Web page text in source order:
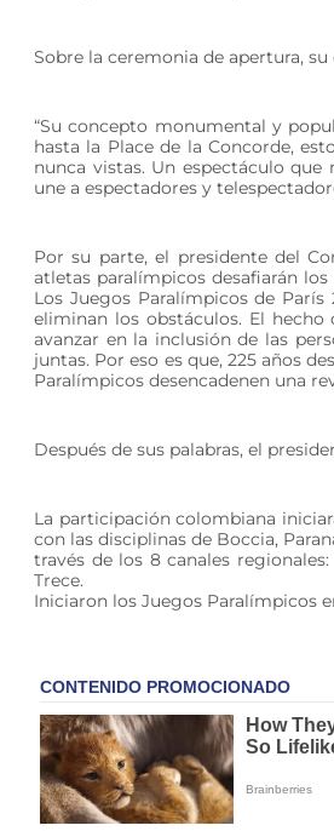
Sobre la ceremonia de apertura,
“Su concepto monumental y
hasta la Place de la Concorde,
nunca vistas. Un espectáculo
une a espectadores y
Por su parte, el presidente del
atletas paralímpicos desafiarán
Los Juegos Paralímpicos de
eliminan los obstáculos. El
avanzar en la inclusión de las
juntas. Por eso es que, 225 años
Paralímpicos desencadenen una
Después de sus palabras, el
La participación colombiana
con las disciplinas de Boccia,
través de los 8 canales regionales:
Trece.
Iniciaron los Juegos Paralímpicos